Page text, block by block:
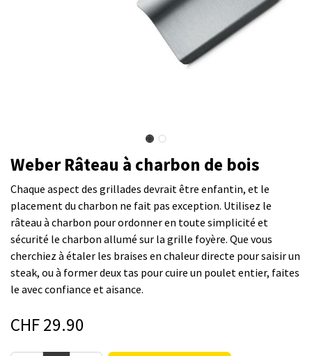
Weber Râteau à charbon de bois
Chaque aspect des grillades devrait être enfantin, et le
placement du charbon ne fait pas exception. Utilisez le
râteau à charbon pour ordonner en toute simplicité et
sécurité le charbon allumé sur la grille foyère. Que vous
cherchiez à étaler les braises en chaleur directe pour saisir un
steak, ou à former deux tas pour cuire un poulet entier, faites
le avec confiance et aisance.
CHF29.90